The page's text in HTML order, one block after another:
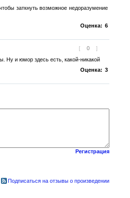
заткнуть возможное недоразумение
Оценка: 6
[ 0 ]
Ну и юмор здесь есть, какой-никакой
Оценка: 3
Регистрация
Подписаться на отзывы о произведении